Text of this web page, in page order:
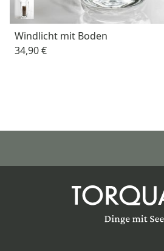
Windlicht mit Boden
34,90 €